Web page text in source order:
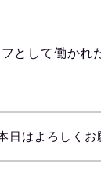
として働かれ
日はよろしくお